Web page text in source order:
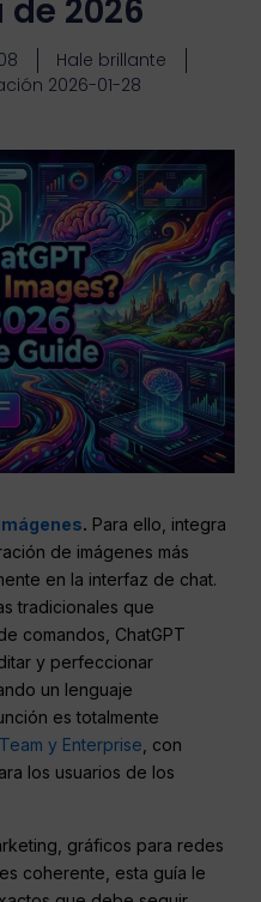
2026
Hale brillante
2026-01-28
. Para ello, integra
de imágenes más
en la interfaz de chat.
tradicionales que
comandos, ChatGPT
y perfeccionar
un lenguaje
es totalmente
y Enterprise , con
los usuarios de los
gráficos para redes
coherente, esta guía le